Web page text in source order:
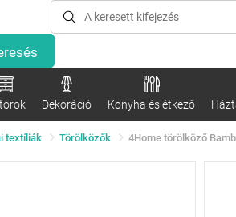
Dekoráció Konyha és étkező
textíliák Törölközők 4Home törölköző